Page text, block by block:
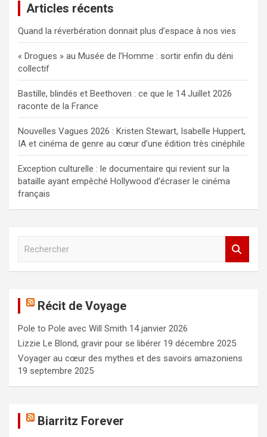
Articles récents
Quand la réverbération donnait plus d’espace à nos vies
« Drogues » au Musée de l’Homme : sortir enfin du déni
collectif
Bastille, blindés et Beethoven : ce que le 14 Juillet 2026
raconte de la France
Nouvelles Vagues 2026 : Kristen Stewart, Isabelle Huppert,
IA et cinéma de genre au cœur d’une édition très cinéphile
Exception culturelle : le documentaire qui revient sur la
bataille ayant empêché Hollywood d’écraser le cinéma
français
c
h
e
r
Récit de Voyage
Pole to Pole avec Will Smith 14 janvier 2026
Lizzie Le Blond, gravir pour se libérer 19 décembre 2025
Voyager au cœur des mythes et des savoirs amazoniens
19 septembre 2025
Biarritz Forever